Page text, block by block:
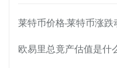
莱特币价格-莱特币涨跌
欧易里总竟产估值是什